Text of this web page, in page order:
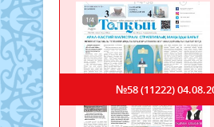
№58 (11222)